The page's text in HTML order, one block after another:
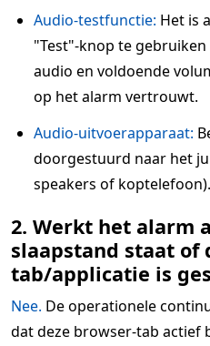
Audio-testfunctie: Het is
"Test"-knop te
audio en voldoende
op het alarm vertrouwt.
Audio-uitvoerapparaat:
doorgestuurd naar het
speakers of koptelefoon).
2. Werkt het alarm
slaapstand staat of
tab/applicatie is
Nee. De operationele
dat deze browser-tab actief